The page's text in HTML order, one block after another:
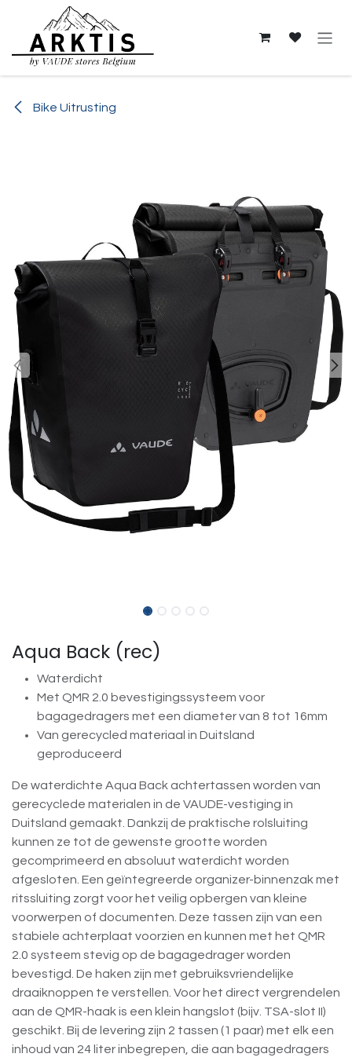
Overslaan naar inhoud
Bike Uitrusting
Aqua Back (rec)
Waterdicht
Met QMR 2.0 bevestigingssysteem voor
bagagedragers met een diameter van 8 tot 16mm
Van gerecycled materiaal in Duitsland
geproduceerd
De waterdichte Aqua Back achtertassen worden van
gerecyclede materialen in de VAUDE-vestiging in
Duitsland gemaakt. Dankzij de praktische rolsluiting
kunnen ze tot de gewenste grootte worden
gecomprimeerd en absoluut waterdicht worden
afgesloten. Een geïntegreerde organizer-binnenzak met
ritssluiting zorgt voor het veilig opbergen van kleine
voorwerpen of documenten. Deze tassen zijn van een
stabiele achterplaat voorzien en kunnen met het QMR
2.0 systeem stevig op de bagagedrager worden
bevestigd. De haken zijn met gebruiksvriendelijke
draaiknoppen te verstellen. Voor het direct vergrendelen
aan de QMR-haak is een klein hangslot (bijv. TSA-slot II)
geschikt. Bij de levering zijn 2 tassen (1 paar) met elk een
inhoud van 24 liter inbegrepen, die aan bagagedragers